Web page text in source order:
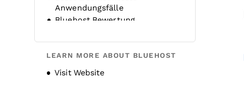
Anwendungsfälle
Bluehost Bewertung
Alternativen
FAQs
Unternehmensgeschichte
LEARN MORE ABOUT BLUEHOST
Visit Website
Opens new window